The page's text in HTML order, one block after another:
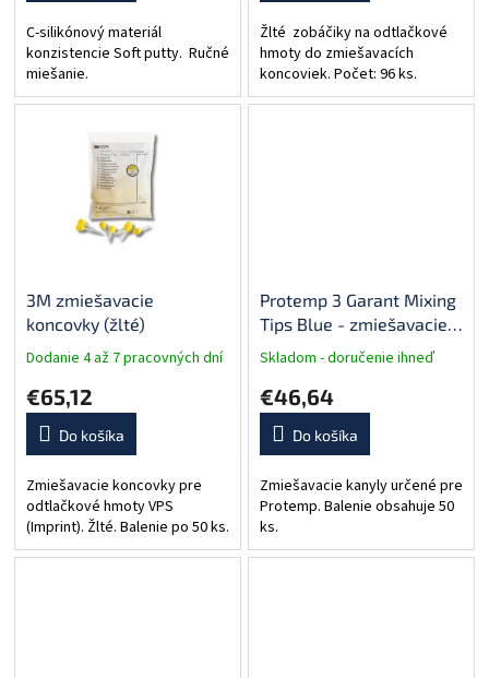
C-silikónový materiál
konzistencie Soft putty. Ručné
miešanie.
Žlté zobáčiky na odtlačkové
hmoty do zmiešavacích
koncoviek. Počet: 96 ks.
3M zmiešavacie
koncovky (žlté)
Dodanie 4 až 7 pracovných dní
€65,12
Do košíka
Zmiešavacie koncovky pre
odtlačkové hmoty VPS
(Imprint). Žlté. Balenie po 50 ks.
Protemp 3 Garant Mixing
Tips Blue - zmiešavacie
kanyly
Skladom - doručenie ihneď
€46,64
Do košíka
Zmiešavacie kanyly určené pre
Protemp. Balenie obsahuje 50
ks.